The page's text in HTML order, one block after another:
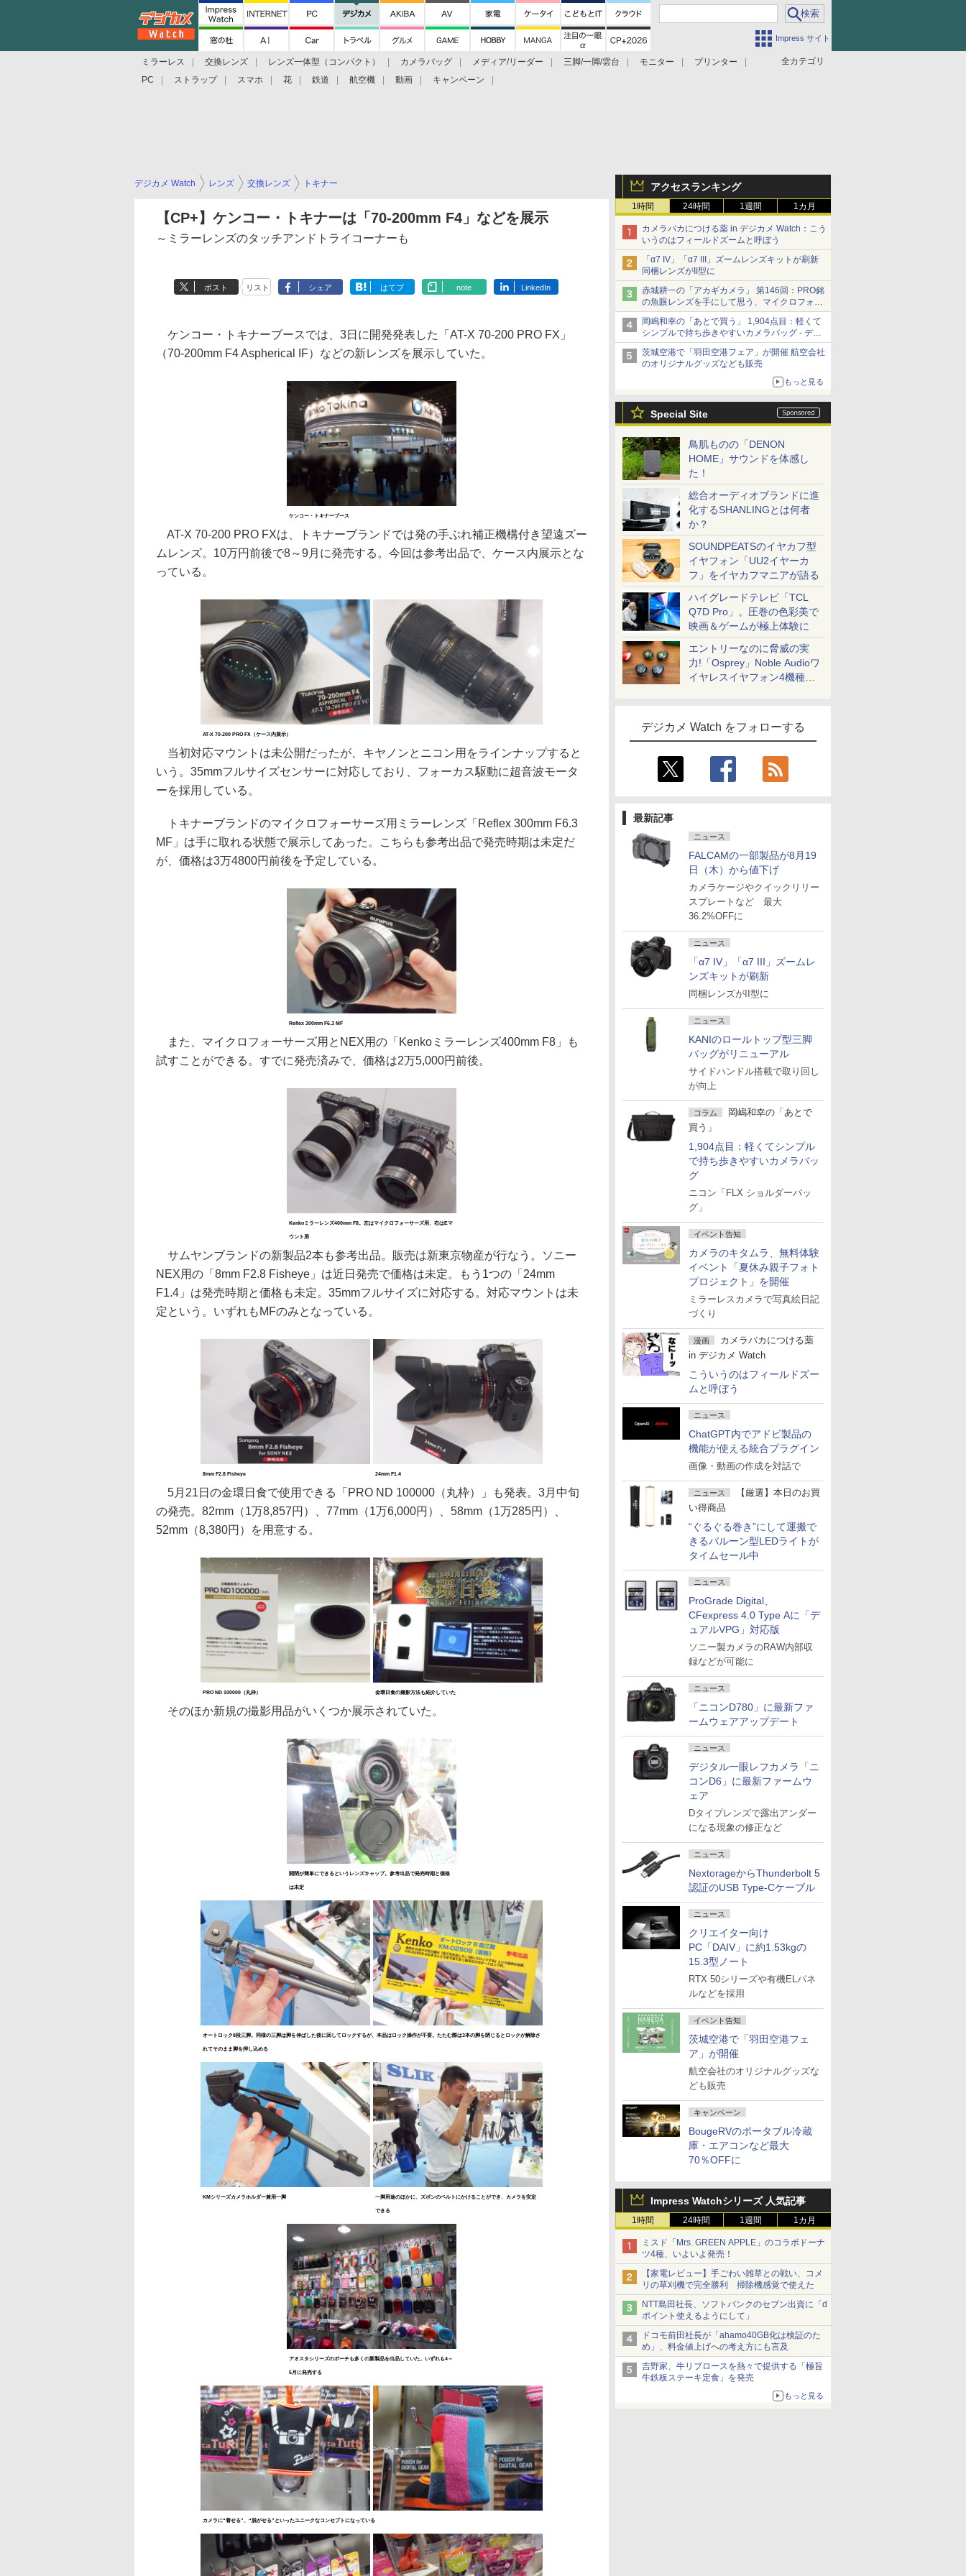
Impress サイト
全カテゴリ
ミラーレス 交換レンズ レンズ一体型（コンパクト） カメラバッグ メディア/リーダー 三脚/一脚/雲台 モニター
プリンター
PC
ストラップ スマホ 花 鉄道 航空機 動画 キャンペーン
アクセスランキング
1時間 24時間 1週間 1カ月
カメラバカにつける薬 in デジカメ Watch：こう
いうのはフィールドズームと呼ぼう
「α7 IV」「α7 III」ズームレンズキットが刷新
同梱レンズがII型に
赤城耕一の「アカギカメラ」 第146回：PRO銘
の魚眼レンズを手にして思う、マイクロフォー
サーズへの期待と可能性
岡嶋和幸の「あとで買う」 1,904点目：軽くて
シンプルで持ち歩きやすいカメラバッグ - デジ
カメ Watch
茨城空港で「羽田空港フェア」が開催 航空会社
のオリジナルグッズなども販売
もっと見る
Special Site
鳥肌ものの「DENON
HOME」サウンドを体感し
た！
総合オーディオブランドに進
化するSHANLINGとは何者
か？
SOUNDPEATSのイヤカフ型
イヤフォン「UU2イヤーカ
フ」をイヤカフマニアが語る
ハイグレードテレビ「TCL
Q7D Pro」。圧巻の色彩美で
映画＆ゲームが極上体験に
エントリーなのに脅威の実
力!「Osprey」Noble Audioワ
イヤレスイヤフォン4機種を
デジカメ Watch をフォローする
最新記事
ニュース
FALCAMの一部製品が8月19
日（木）から値下げ
カメラケージやクイックリリー
スプレートなど 最大
36.2%OFFに
ニュース
「α7 IV」「α7 III」ズームレ
ンズキットが刷新
同梱レンズがII型に
ニュース
KANIのロールトップ型三脚
バッグがリニューアル
サイドハンドル搭載で取り回し
が向上
コラム
岡嶋和幸の「あとで
買う」
1,904点目：軽くてシンプル
で持ち歩きやすいカメラバッ
グ
ニコン「FLX ショルダーバッ
グ」
イベント告知
カメラのキタムラ、無料体験
イベント「夏休み親子フォト
プロジェクト」を開催
ミラーレスカメラで写真絵日記
づくり
漫画
カメラバカにつける薬
in デジカメ Watch
こういうのはフィールドズー
ムと呼ぼう
ニュース
ChatGPT内でアドビ製品の
機能が使える統合プラグイン
画像・動画の作成を対話で
ニュース
【厳選】本日のお買
い得商品
“ぐるぐる巻き”にして運搬で
きるバルーン型LEDライトが
タイムセール中
ニュース
ProGrade Digital、
CFexpress 4.0 Type Aに「デ
ュアルVPG」対応版
ソニー製カメラのRAW内部収
録などが可能に
ニュース
「ニコンD780」に最新ファ
ームウェアアップデート
ニュース
デジタル一眼レフカメラ「ニ
コンD6」に最新ファームウ
ェア
Dタイプレンズで露出アンダー
になる現象の修正など
ニュース
NextorageからThunderbolt 5
認証のUSB Type-Cケーブル
ニュース
クリエイター向け
PC「DAIV」に約1.53kgの
15.3型ノート
RTX 50シリーズや有機ELパネ
ルなどを採用
イベント告知
茨城空港で「羽田空港フェ
ア」が開催
航空会社のオリジナルグッズな
ども販売
キャンペーン
BougeRVのポータブル冷蔵
庫・エアコンなど最大
70％OFFに
Impress Watchシリーズ 人気記事
1時間 24時間 1週間 1カ月
ミスド「Mrs. GREEN APPLE」のコラボドーナ
ツ4種、いよいよ発売！
【家電レビュー】手ごわい雑草との戦い、コメ
リの草刈機で完全勝利 掃除機感覚で使えた
NTT島田社長、ソフトバンクのセブン出資に「d
ポイント使えるようにして」
ドコモ前田社長が「ahamo40GB化は検証のた
め」、料金値上げへの考え方にも言及
吉野家、牛リブロースを熱々で提供する「極旨
牛鉄板ステーキ定食」を発売
もっと見る
デジカメ Watch レンズ 交換レンズ トキナー
【CP+】ケンコー・トキナーは「70-200mm F4」などを展示
～ミラーレンズのタッチアンドトライコーナーも
ポスト リスト シェア はてブ note LinkedIn
ケンコー・トキナーブースでは、3日に開発発表した「AT-X 70-200 PRO FX」
（70-200mm F4 Aspherical IF）などの新レンズを展示していた。
ケンコー・トキナーブース
AT-X 70-200 PRO FXは、トキナーブランドでは発の手ぶれ補正機構付き望遠ズー
ムレンズ。10万円前後で8～9月に発売する。今回は参考出品で、ケース内展示とな
っている。
AT-X 70-200 PRO FX（ケース内展示）
当初対応マウントは未公開だったが、キヤノンとニコン用をラインナップすると
いう。35mmフルサイズセンサーに対応しており、フォーカス駆動に超音波モータ
ーを採用している。
トキナーブランドのマイクロフォーサーズ用ミラーレンズ「Reflex 300mm F6.3
MF」は手に取れる状態で展示してあった。こちらも参考出品で発売時期は未定だ
が、価格は3万4800円前後を予定している。
Reflex 300mm F6.3 MF
また、マイクロフォーサーズ用とNEX用の「Kenkoミラーレンズ400mm F8」も
試すことができる。すでに発売済みで、価格は2万5,000円前後。
Kenkoミラーレンズ400mm F8。左はマイクロフォーサーズ用、右はEマ
ウント用
サムヤンブランドの新製品2本も参考出品。販売は新東京物産が行なう。ソニー
NEX用の「8mm F2.8 Fisheye」は近日発売で価格は未定。もう1つの「24mm
F1.4」は発売時期と価格も未定。35mmフルサイズに対応する。対応マウントは未
定という。いずれもMFのみとなっている。
8mm F2.8 Fisheye 24mm F1.4
5月21日の金環日食で使用できる「PRO ND 100000（丸枠）」も発表。3月中旬
の発売。82mm（1万8,857円）、77mm（1万6,000円）、58mm（1万285円）、
52mm（8,380円）を用意する。
PRO ND 100000（丸枠） 金環日食の撮影方法も紹介していた
そのほか新規の撮影用品がいくつか展示されていた。
開閉が簡単にできるというレンズキャップ。参考出品で発売時期と価格
は未定
オートロック8段三脚。同様の三脚は脚を伸ばした後に回してロックするが、本品はロック操作が不要。たたむ際は3本の脚を閉じるとロックが解除さ
れてそのまま脚を押し込める
KMシリーズカメラホルダー兼用一脚 一脚用途のほかに、ズボンのベルトにかけることができ、カメラを安定
できる
アオスタシリーズのポーチも多くの新製品を出品していた。いずれも4～
5月に発売する
カメラに“着せる”、“脱がせる”といったユニークなコンセプトになっている